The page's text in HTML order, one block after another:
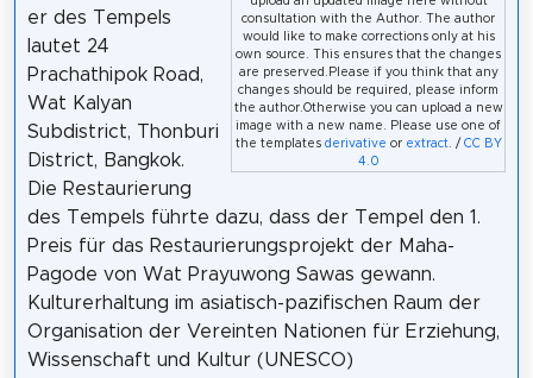
consultation with the Author. The author
would like to make corrections only at his
own source. This ensures that the changes
are preserved.Please if you think that any
changes should be required, please inform
the author.Otherwise you can upload a new
image with a new name. Please use one of
the templates derivative or extract. / CC BY
4.0
er des Tempels
lautet 24
Prachathipok Road,
Wat Kalyan
Subdistrict, Thonburi
District, Bangkok.
Die Restaurierung
des Tempels führte dazu, dass der Tempel den 1.
Preis für das Restaurierungsprojekt der Maha-
Pagode von Wat Prayuwong Sawas gewann.
Kulturerhaltung im asiatisch-pazifischen Raum der
Organisation der Vereinten Nationen für Erziehung,
Wissenschaft und Kultur (UNESCO)